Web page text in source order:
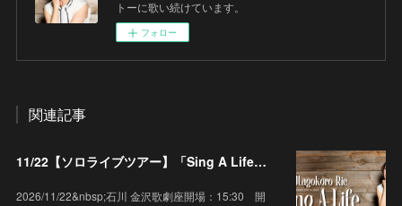
トーに歌い続けています。
フォロー
関連記事
11/22【ソロライブツアー】「Sing A Life」石川 金沢歌劇座
2026/11/22&nbsp;石川 金沢歌劇座開場：15:30 開